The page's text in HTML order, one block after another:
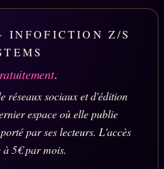
INFOFICTION Z/S
.
réseaux sociaux et d'édition
espace où elle publie
par ses lecteurs. L'accès
à 5€ par mois.